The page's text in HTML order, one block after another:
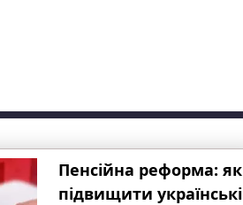
Пенсійна реформа: як
підвищити українські